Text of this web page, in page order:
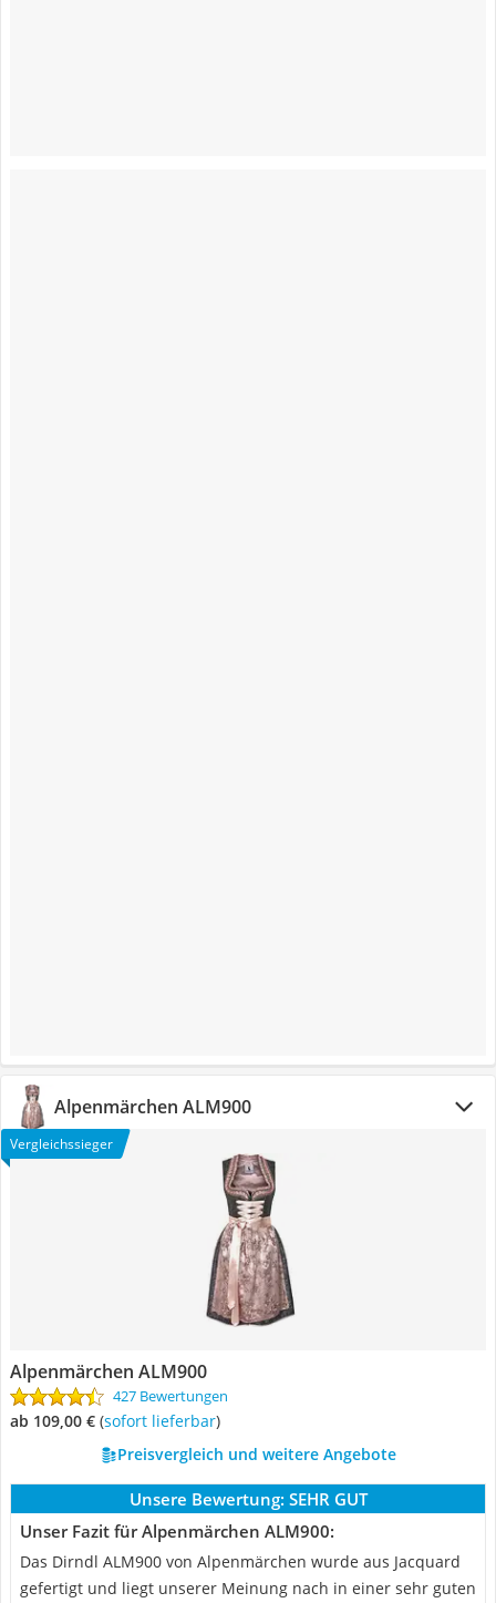
Alpenmärchen ALM900
Vergleichssieger
Alpenmärchen ALM900
427 Bewertungen
ab 109,00 € ( Sofort lieferbar)
Preisvergleich und weitere Angebote
Unsere Bewertung: SEHR GUT
Unser Fazit für Alpenmärchen ALM900:
Das Dirndl ALM900 von Alpenmärchen wurde aus Jacquard
gefertigt und liegt unserer Meinung nach in einer sehr guten